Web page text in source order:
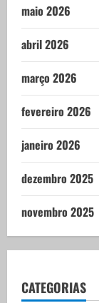
maio 2026
abril 2026
março 2026
fevereiro 2026
janeiro 2026
dezembro 2025
novembro 2025
CATEGORIAS